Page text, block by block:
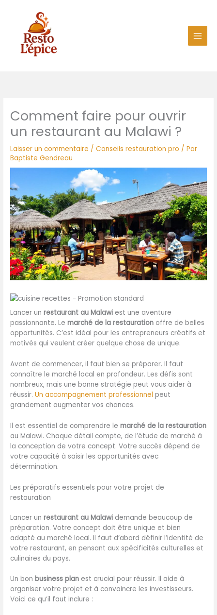
Comment faire pour ouvrir
un restaurant au Malawi ?
Laisser un commentaire /Conseils restauration pro / Par
Baptiste Gendreau
Lancer unrestaurant au Malawi est une aventure
passionnante. Lemarché de la restauration offre de belles
opportunités. C’est idéal pour les entrepreneurs créatifs et
motivés qui veulent créer quelque chose de unique.
Avant de commencer, il faut bien se préparer. Il faut
connaître le marché local en profondeur. Les défis sont
nombreux, mais une bonne stratégie peut vous aider à
réussir.Un accompagnement professionnel peut
grandement augmenter vos chances.
Il est essentiel de comprendre lemarché de la restauration
au Malawi. Chaque détail compte, de l’étude de marché à
la conception de votre concept. Votre succès dépend de
votre capacité à saisir les opportunités avec
détermination.
Les préparatifs essentiels pour votre projet de
restauration
Lancer unrestaurant au Malawi demande beaucoup de
préparation. Votre concept doit être unique et bien
adapté au marché local. Il faut d’abord définir l’identité de
votre restaurant, en pensant aux spécificités culturelles et
culinaires du pays.
Un bonbusiness plan est crucial pour réussir. Il aide à
organiser votre projet et à convaincre les investisseurs.
Voici ce qu’il faut inclure :